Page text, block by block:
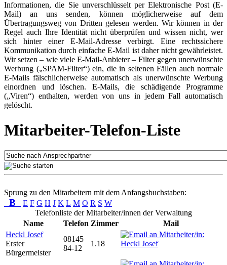
Informationen, die Sie unverschlüsselt per Elektronische Post (E-
Mail) an uns senden, können möglicherweise auf dem
Übertragungsweg von Dritten gelesen werden. Wir können in der
Regel auch Ihre Identität nicht überprüfen und wissen nicht, wer
sich hinter einer E-Mail-Adresse verbirgt. Eine rechtssichere
Kommunikation durch einfache E-Mail ist daher nicht gewährleistet.
Wir setzen – wie viele E-Mail-Anbieter – Filter gegen unerwünschte
Werbung („SPAM-Filter“) ein, die in seltenen Fällen auch normale
E-Mails fälschlicherweise automatisch als unerwünschte Werbung
einordnen und löschen. E-Mails, die schädigende Programme
(„Viren“) enthalten, werden von uns in jedem Fall automatisch
gelöscht.
Mitarbeiter-Telefon-Liste
Sprung zu den Mitarbeitern mit dem Anfangsbuchstaben:
B E F G H J K L M O R S W
Telefonliste der Mitarbeiter/innen der Verwaltung
Name
Telefon Zimmer
Mail
Heckl Josef
Erster
Bürgermeister
08145
84-12
1.18